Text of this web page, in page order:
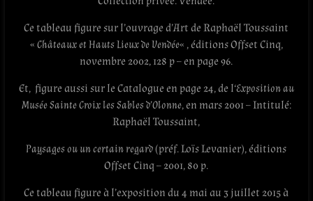
Ce tableau figure sur l’ouvrage d’Art de Raphaël Toussaint
«Châteaux et Hauts Lieux de Vendée« , éditions Offset Cinq,‎
novembre 2002, 128 p – en page 96.
Et, figure aussi sur le Catalogue en page 24, de l‘Exposition au
Musée Sainte Croix les Sables d’Olonne, en mars 2001 – Intitulé:
Raphaël Toussaint,
Paysages ou un certain regard(préf. Loïs Levanier), éditions
Offset Cinq – 2001, 80 p.
Ce tableau figure à l’exposition du 4 mai au 3 juillet 2015 à